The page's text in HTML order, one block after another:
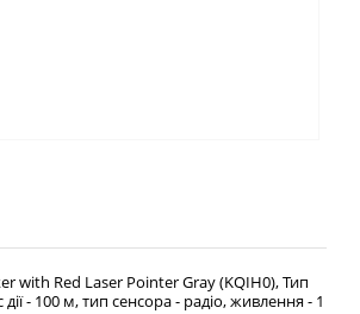
with Red Laser Pointer Gray (KQIH0), Тип
- 100 м, тип сенсора - радіо, живлення - 1